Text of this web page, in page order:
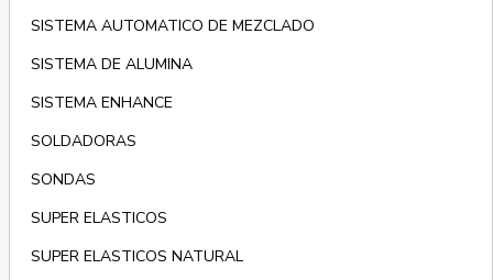
SISTEMA AUTOMATICO DE MEZCLADO
SISTEMA DE ALUMINA
SISTEMA ENHANCE
SOLDADORAS
SONDAS
SUPER ELASTICOS
SUPER ELASTICOS NATURAL